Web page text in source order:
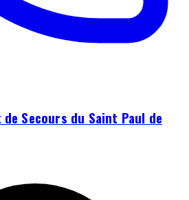
Secours du Saint Paul de